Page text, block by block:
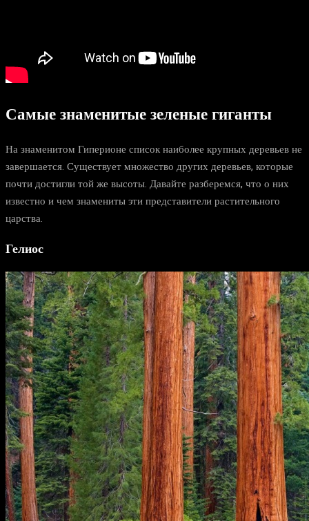
Самые знаменитые зеленые гиганты
На знаменитом Гиперионе список наиболее крупных деревьев не
завершается. Существует множество других деревьев, которые
почти достигли той же высоты. Давайте разберемся, что о них
известно и чем знамениты эти представители растительного
царства.
Гелиос